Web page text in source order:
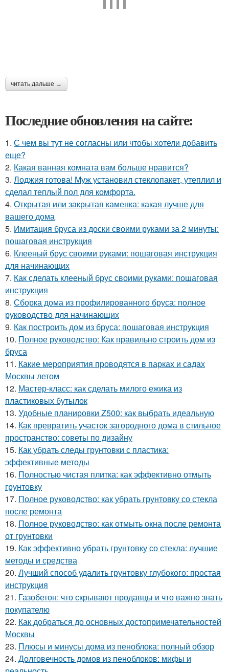
читать дальше →
Последние обновления на сайте:
1. С чем вы тут не согласны или чтобы хотели добавить
еще?
2. Какая ванная комната вам больше нравится?
3. Лоджия готова! Муж установил стеклопакет, утеплил и
сделал теплый пол для комфорта.
4. Открытая или закрытая каменка: какая лучше для
вашего дома
5. Имитация бруса из доски своими руками за 2 минуты:
пошаговая инструкция
6. Клееный брус своими руками: пошаговая инструкция
для начинающих
7. Как сделать клееный брус своими руками: пошаговая
инструкция
8. Сборка дома из профилированного бруса: полное
руководство для начинающих
9. Как построить дом из бруса: пошаговая инструкция
10. Полное руководство: Как правильно строить дом из
бруса
11. Какие мероприятия проводятся в парках и садах
Москвы летом
12. Мастер-класс: как сделать милого ежика из
пластиковых бутылок
13. Удобные планировки Z500: как выбрать идеальную
14. Как превратить участок загородного дома в стильное
пространство: советы по дизайну
15. Как убрать следы грунтовки с пластика:
эффективные методы
16. Полностью чистая плитка: как эффективно отмыть
грунтовку
17. Полное руководство: как убрать грунтовку со стекла
после ремонта
18. Полное руководство: как отмыть окна после ремонта
от грунтовки
19. Как эффективно убрать грунтовку со стекла: лучшие
методы и средства
20. Лучший способ удалить грунтовку глубокого: простая
инструкция
21. Газобетон: что скрывают продавцы и что важно знать
покупателю
22. Как добраться до основных достопримечательностей
Москвы
23. Плюсы и минусы дома из пеноблока: полный обзор
24. Долговечность домов из пеноблоков: мифы и